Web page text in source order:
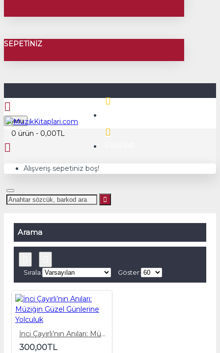
SEPETINIZ
Menu
0 ürün - 0,00TL
Alışveriş sepetiniz boş!
Arama
Sırala: Göster:
İnci Çayırlı’nın Anıları: Müziğin Güzel Günlerine Yolculuk
300,00TL